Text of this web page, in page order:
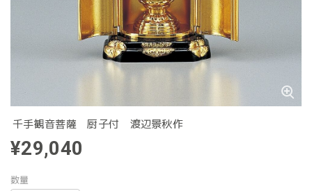
千手観音菩薩 厨子付 渡辺景秋作
¥29,040
数量